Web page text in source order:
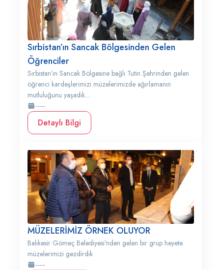
Sırbistan’ın Sancak Bölgesinden Gelen
Öğrenciler
Sırbistan’ın Sancak Bölgesine bağlı Tutin Şehrinden gelen
öğrenci kardeşlerimizi müzelerimizde ağırlamanın
mutluluğunu yaşadık....
-----
Detaylı Bilgi
MÜZELERİMİZ ÖRNEK OLUYOR
Balıkesir Gömeç Belediyesi'nden gelen bir grup heyete
müzelerimizi gezdirdik
-----